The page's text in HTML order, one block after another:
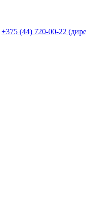
+375 (44) 720-00-22